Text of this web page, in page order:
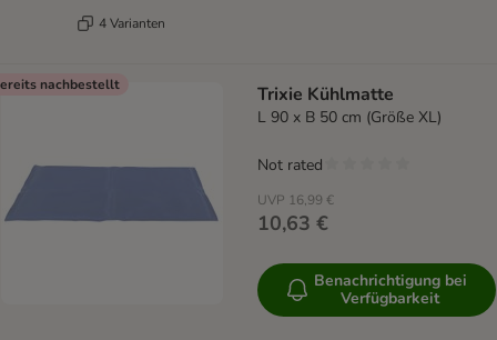
4 Varianten
nachbestellt Trixie Kühlmatte
L 90 x B 50 cm (Größe XL)
UVP 16,99 €
10,63 €
Not rated
Benachrichtigung bei
Verfügbarkeit